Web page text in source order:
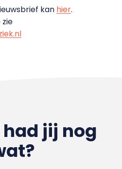
kan hier.
had jij nog